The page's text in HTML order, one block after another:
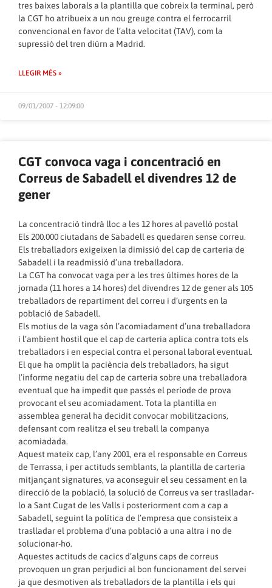
tres baixes laborals a la plantilla que cobreix la terminal, però
la CGT ho atribueix a un nou greuge contra el ferrocarril
convencional en favor de l’alta velocitat (TAV), com la
supressió del tren diürn a Madrid.
LLEGIR MÉS »
09/01/2007 - 12:09:00
CGT convoca vaga i concentració en
Correus de Sabadell el divendres 12 de
gener
La concentració tindrà lloc a les 12 hores al pavelló postal
Els 200.000 ciutadans de Sabadell es quedaren sense correu.
Els treballadors exigeixen la dimissió del cap de carteria de
Sabadell i la readmissió d’una treballadora.
La CGT ha convocat vaga per a les tres últimes hores de la
jornada (11 hores a 14 hores) del divendres 12 de gener als 105
treballadors de repartiment del correu i d’urgents en la
població de Sabadell.
Els motius de la vaga són l’acomiadament d’una treballadora
i l’ambient hostil que el cap de carteria aplica contra tots els
treballadors i en especial contra el personal laboral eventual.
El que ha omplit la paciència dels treballadors, ha sigut
l’informe negatiu del cap de carteria sobre una treballadora
eventual que ha impedit que passés el període de prova
provocant el seu acomiadament. Tota la plantilla en
assemblea general ha decidit convocar mobilitzacions,
defensant com realitza el seu treball la companya
acomiadada.
Aquest mateix cap, l’any 2001, era el responsable en Correus
de Terrassa, i per actituds semblants, la plantilla de carteria
mitjançant signatures, va aconseguir el seu cessament en la
direcció de la població, la solució de Correus va ser traslladar-
lo a Sant Cugat de les Valls i posteriorment com a cap a
Sabadell, seguint la política de l’empresa que consisteix a
traslladar el problema d’una població a una altra i no de
solucionar-ho.
Aquestes actituds de cacics d’alguns caps de correus
provoquen un gran perjudici al bon funcionament del servei
ja que desmotiven als treballadors de la plantilla i els qui